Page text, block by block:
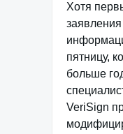
Хотя
пятницу,
больше
VeriSign